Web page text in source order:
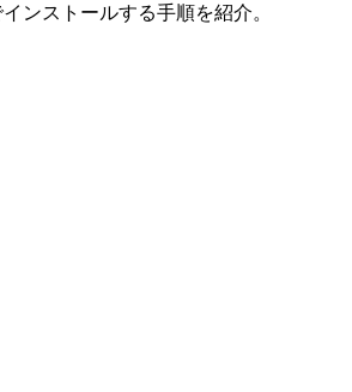
ンストールする手順を紹介。